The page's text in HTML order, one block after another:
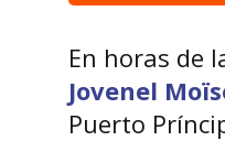
En horas de
Jovenel
Puerto